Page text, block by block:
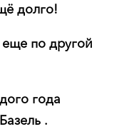
долго!
по другой
года
.